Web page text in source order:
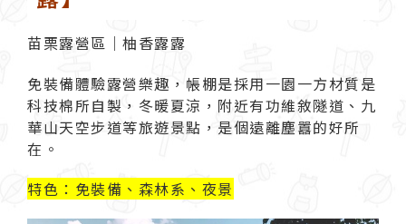
苗栗露營區｜柚香露露
免裝備體驗露營樂趣，帳棚是採用一園一方材質是
科技棉所自製，冬暖夏涼，附近有功維敘隧道、九
華山天空步道等旅遊景點，是個遠離塵囂的好所
在。
特色：免裝備、森林系、夜景